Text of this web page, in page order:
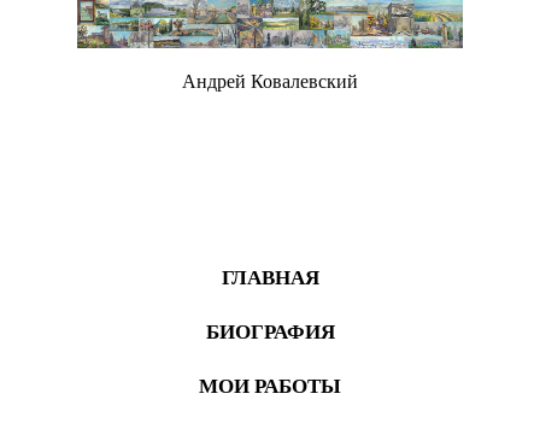
Андрей Ковалевский
ГЛАВНАЯ
БИОГРАФИЯ
МОИ РАБОТЫ